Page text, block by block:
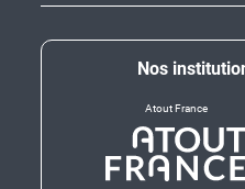
Nos
Atout France